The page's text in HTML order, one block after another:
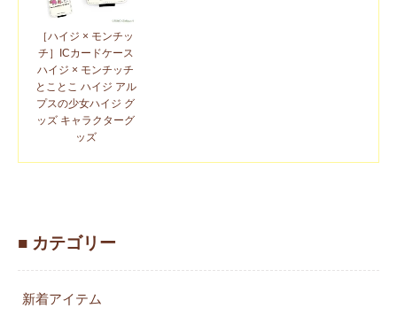
［ハイジ × モンチッ
チ］ICカードケース
ハイジ × モンチッチ
とことこ ハイジ アル
プスの少女ハイジ グ
ッズ キャラクターグ
ッズ
■ カテゴリー
新着アイテム